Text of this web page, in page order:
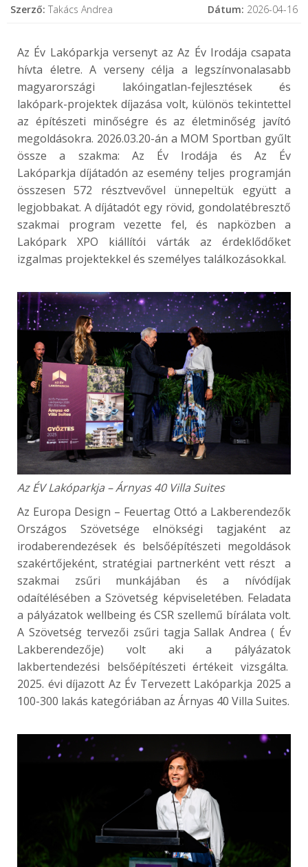
Szerző: Takács Andrea Dátum: 2026-04-16
Az Év Lakóparkja versenyt azAz Év Irodája csapata
hívta életre. A verseny célja a legszínvonalasabb
magyarországi lakóingatlan-fejlesztések és
lakópark-projektek díjazása volt, különös tekintettel
az építészeti minőségre és az életminőség javító
megoldásokra. 2026.03.20-án a MOM Sportban gyűlt
össze a szakma: Az Év Irodája és Az Év
Lakóparkja díjátadón az esemény teljes programján
összesen 572 résztvevővel ünnepeltük együtt a
legjobbakat. A díjátadót egy rövid, gondolatébresztő
szakmai program vezette fel, és napközben a
Lakópark XPO kiállítói várták az érdeklődőket
izgalmas projektekkel és személyes találkozásokkal.
Az ÉV Lakóparkja – Árnyas 40 Villa Suites
Az Europa Design – Feuertag Ottó a Lakberendezők
Országos Szövetsége elnökségi tagjaként az
irodaberendezések és belsőépítészeti megoldások
szakértőjeként, stratégiai partnerként vett részt a
szakmai zsűri munkájában és a nívódíjak
odaítélésében a Szövetség képviseletében. Feladata
a pályázatok wellbeing és CSR szellemű bírálata volt.
A Szövetség tervezői zsűri tagja Sallak Andrea ( Év
Lakberendezője) volt aki a pályázatok
lakbertendezési belsőépítészeti értékeit vizsgálta.
2025. évi díjazott Az Év Tervezett Lakóparkja 2025 a
100-300 lakás kategóriában az Árnyas 40 Villa Suites.